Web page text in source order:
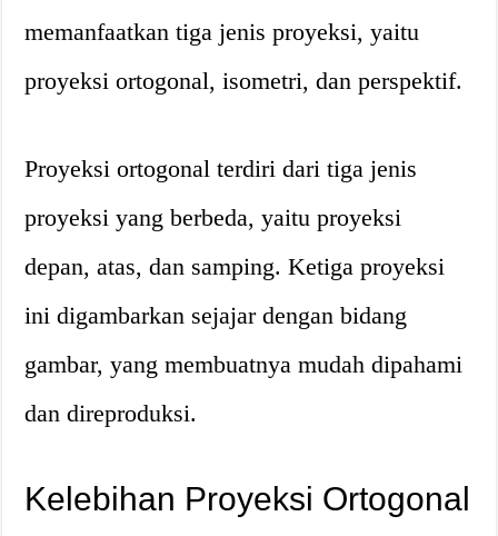
memanfaatkan tiga jenis proyeksi, yaitu
proyeksi ortogonal, isometri, dan perspektif.
Proyeksi ortogonal terdiri dari tiga jenis
proyeksi yang berbeda, yaitu proyeksi
depan, atas, dan samping. Ketiga proyeksi
ini digambarkan sejajar dengan bidang
gambar, yang membuatnya mudah dipahami
dan direproduksi.
Kelebihan Proyeksi Ortogonal